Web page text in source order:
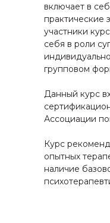
включает в
практические
участники
себя в роли
групповом
Данный курс
Ассоциации
Курс
опытных
наличие